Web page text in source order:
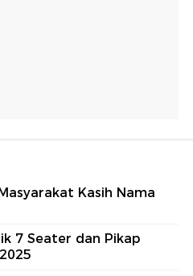
Kasih Nama
7 Seater dan Pikap